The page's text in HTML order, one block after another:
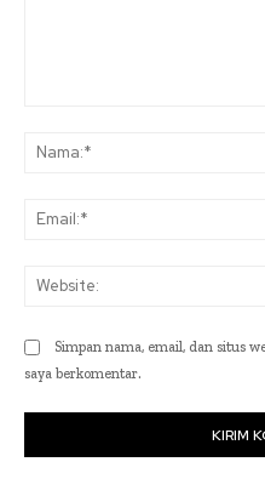
Simpan nama, email, dan situs
saya berkomentar.